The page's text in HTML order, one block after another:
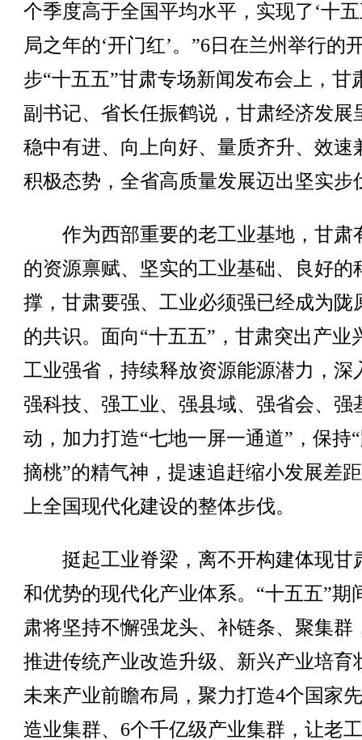
个季度高于全国平均水平，实现了‘十五
局之年的‘开门红’。”6日在兰州举行的
步“十五五”甘肃专场新闻发布会上，甘
副书记、省长任振鹤说，甘肃经济发展
稳中有进、向上向好、量质齐升、效速
积极态势，全省高质量发展迈出坚实步
作为西部重要的老工业基地，甘肃
的资源禀赋、坚实的工业基础、良好的
撑，甘肃要强、工业必须强已经成为陇
的共识。面向“十五五”，甘肃突出产业
工业强省，持续释放资源能源潜力，深
强科技、强工业、强县域、强省会、强
动，加力打造“七地一屏一通道”，保持
摘桃”的精气神，提速追赶缩小发展差
上全国现代化建设的整体步伐。
挺起工业脊梁，离不开构建体现甘
和优势的现代化产业体系。“十五五”期
肃将坚持不懈强龙头、补链条、聚集群
推进传统产业改造升级、新兴产业培育
未来产业前瞻布局，聚力打造4个国家
造业集群、6个千亿级产业集群，让老